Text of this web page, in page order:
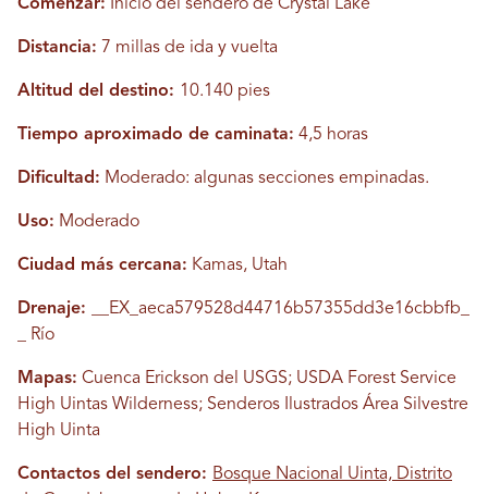
Comenzar: Inicio del sendero de Crystal Lake
Distancia: 7 millas de ida y vuelta
Altitud del destino: 10.140 pies
Tiempo aproximado de caminata: 4,5 horas
Dificultad: Moderado: algunas secciones empinadas.
Uso: Moderado
Ciudad más cercana: Kamas, Utah
Drenaje:
__EX_aeca579528d44716b57355dd3e16cbbfb_
_ Río
Mapas: Cuenca Erickson del USGS; USDA Forest Service
High Uintas Wilderness; Senderos Ilustrados Área Silvestre
High Uinta
Contactos del sendero: Bosque Nacional Uinta, Distrito